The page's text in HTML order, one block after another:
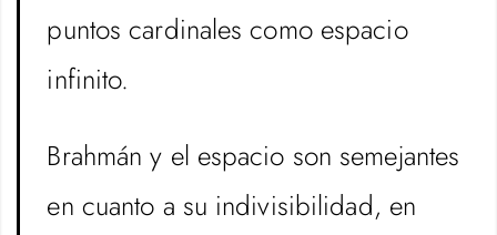
puntos cardinales como espacio
infinito.
Brahmán y el espacio son semejantes
en cuanto a su indivisibilidad, en